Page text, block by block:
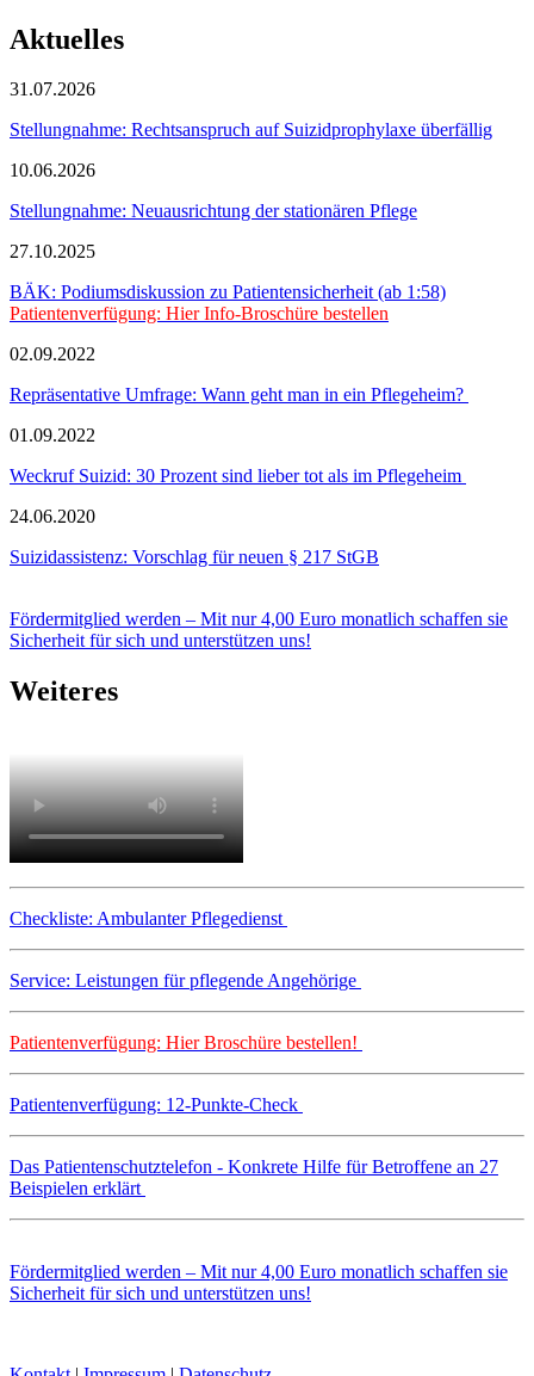
Aktuelles
31.07.2026
Stellungnahme: Rechtsanspruch auf Suizidprophylaxe überfällig
10.06.2026
Stellungnahme: Neuausrichtung der stationären Pflege
27.10.2025
BÄK: Podiumsdiskussion zu Patientensicherheit (ab 1:58)
Patientenverfügung: Hier Info-Broschüre bestellen
02.09.2022
Repräsentative Umfrage: Wann geht man in ein Pflegeheim?
01.09.2022
Weckruf Suizid: 30 Prozent sind lieber tot als im Pflegeheim
24.06.2020
Suizidassistenz: Vorschlag für neuen § 217 StGB
Fördermitglied werden – Mit nur 4,00 Euro monatlich schaffen sie
Sicherheit für sich und unterstützen uns!
Weiteres
Checkliste: Ambulanter Pflegedienst
Service: Leistungen für pflegende Angehörige
Patientenverfügung: Hier Broschüre bestellen!
Patientenverfügung: 12-Punkte-Check
Das Patientenschutztelefon - Konkrete Hilfe für Betroffene an 27
Beispielen erklärt
Fördermitglied werden – Mit nur 4,00 Euro monatlich schaffen sie
Sicherheit für sich und unterstützen uns!